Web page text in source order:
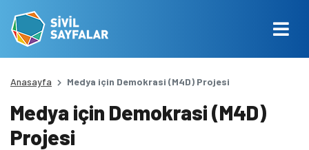
Anasayfa Medya için Demokrasi (M4D) Projesi
Medya için Demokrasi (M4D)
Projesi